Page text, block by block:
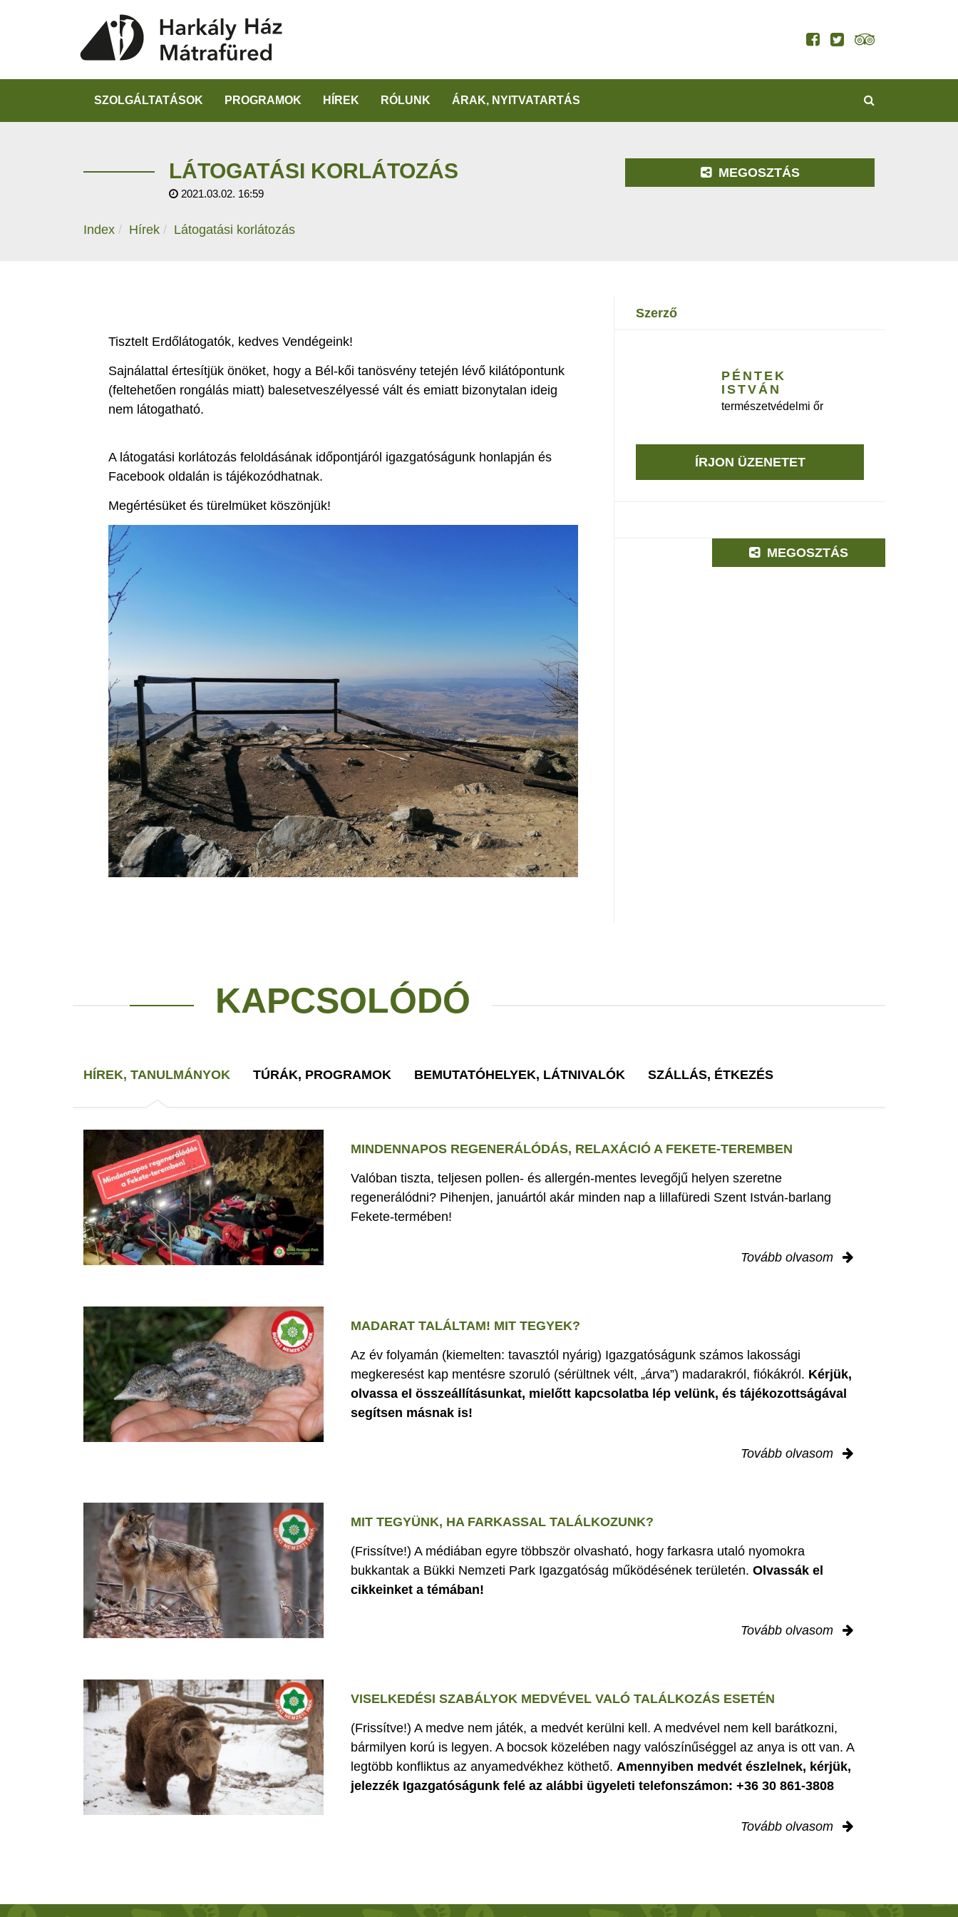
SZOLGÁLTATÁSOK PROGRAMOK HÍREK RÓLUNK ÁRAK, NYITVATARTÁS
LÁTOGATÁSI KORLÁTOZÁS
2021.03.02. 16:59
Index Hírek Látogatási korlátozás
MEGOSZTÁS
Tisztelt Erdőlátogatók, kedves Vendégeink!
Sajnálattal értesítjük önöket, hogy a Bél-kői tanösvény tetején lévő kilátópontunk
(feltehetően rongálás miatt) balesetveszélyessé vált és emiatt bizonytalan ideig
nem látogatható.
A látogatási korlátozás feloldásának időpontjáról igazgatóságunk honlapján és
Facebook oldalán is tájékozódhatnak.
Megértésüket és türelmüket köszönjük!
szerző
PÉNTEK
ISTVÁN
természetvédelmi őr
ÍRJON ÜZENETET
MEGOSZTÁS
KAPCSOLÓDÓ
HÍREK, TANULMÁNYOK TÚRÁK, PROGRAMOK BEMUTATÓHELYEK, LÁTNIVALÓK SZÁLLÁS, ÉTKEZÉS
MINDENNAPOS REGENERÁLÓDÁS, RELAXÁCIÓ A FEKETE-TEREMBEN
Valóban tiszta, teljesen pollen- és allergén-mentes levegőjű helyen szeretne
regenerálódni? Pihenjen, januártól akár minden nap a lillafüredi Szent István-barlang
Fekete-termében!
Tovább olvasom
MADARAT TALÁLTAM! MIT TEGYEK?
Az év folyamán (kiemelten: tavasztól nyárig) Igazgatóságunk számos lakossági
megkeresést kap mentésre szoruló (sérültnek vélt, „árva”) madarakról, fiókákról. Kérjük,
olvassa el összeállításunkat, mielőtt kapcsolatba lép velünk, és tájékozottságával
segítsen másnak is!
Tovább olvasom
MIT TEGYÜNK, HA FARKASSAL TALÁLKOZUNK?
(Frissítve!) A médiában egyre többször olvasható, hogy farkasra utaló nyomokra
bukkantak a Bükki Nemzeti Park Igazgatóság működésének területén. Olvassák el
cikkeinket a témában!
Tovább olvasom
VISELKEDÉSI SZABÁLYOK MEDVÉVEL VALÓ TALÁLKOZÁS ESETÉN
(Frissítve!) A medve nem játék, a medvét kerülni kell. A medvével nem kell barátkozni,
bármilyen korú is legyen. A bocsok közelében nagy valószínűséggel az anya is ott van. A
legtöbb konfliktus az anyamedvékhez köthető. Amennyiben medvét észlelnek, kérjük,
jelezzék Igazgatóságunk felé az alábbi ügyeleti telefonszámon: +36 30 861-3808
Tovább olvasom